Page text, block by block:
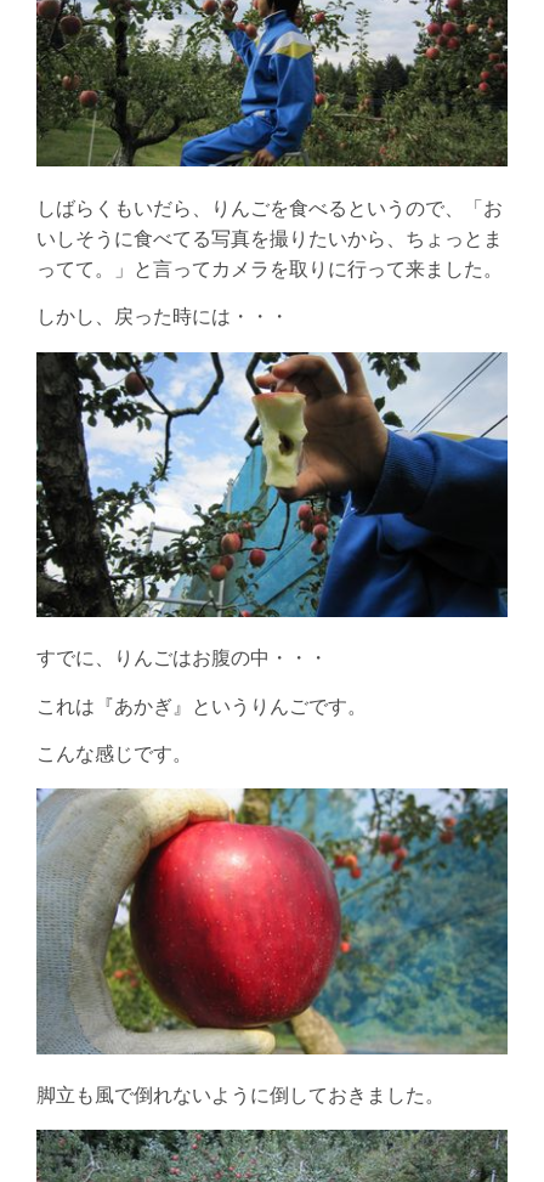
しばらくもいだら、りんごを食べるというので、「お
いしそうに食べてる写真を撮りたいから、ちょっとま
ってて。」と言ってカメラを取りに行って来ました。
しかし、戻った時には・・・
すでに、りんごはお腹の中・・・
これは『あかぎ』というりんごです。
こんな感じです。
脚立も風で倒れないように倒しておきました。